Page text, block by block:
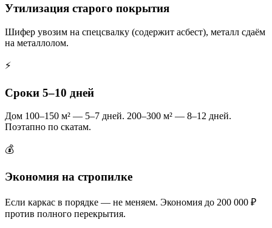
Утилизация старого покрытия
Шифер увозим на спецсвалку (содержит асбест), металл сдаём
на металлолом.
⚡
Сроки 5–10 дней
Дом 100–150 м² — 5–7 дней. 200–300 м² — 8–12 дней.
Поэтапно по скатам.
💰
Экономия на стропилке
Если каркас в порядке — не меняем. Экономия до 200 000 ₽
против полного перекрытия.